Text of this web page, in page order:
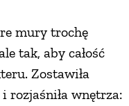
mury trochę
tak, aby całość
Zostawiła
rozjaśniła wnętrza: